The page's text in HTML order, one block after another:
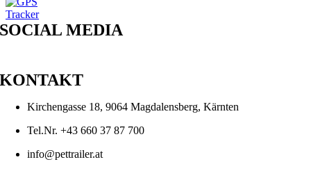
SOCIAL MEDIA
KONTAKT
Kirchengasse 18, 9064 Magdalensberg, Kärnten
Tel.Nr. +43 660 37 87 700
info@pettrailer.at